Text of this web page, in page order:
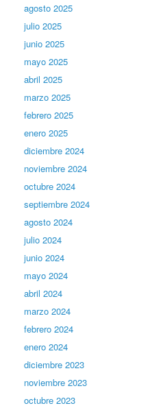
agosto 2025
julio 2025
junio 2025
mayo 2025
abril 2025
marzo 2025
febrero 2025
enero 2025
diciembre 2024
noviembre 2024
octubre 2024
septiembre 2024
agosto 2024
julio 2024
junio 2024
mayo 2024
abril 2024
marzo 2024
febrero 2024
enero 2024
diciembre 2023
noviembre 2023
octubre 2023